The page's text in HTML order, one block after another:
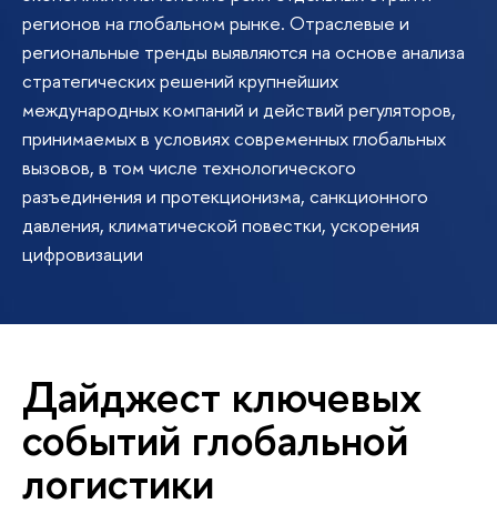
регионов на глобальном рынке. Отраслевые и
региональные тренды выявляются на основе анализа
стратегических решений крупнейших
международных компаний и действий регуляторов,
принимаемых в условиях современных глобальных
вызовов, в том числе технологического
разъединения и протекционизма, санкционного
давления, климатической повестки, ускорения
цифровизации
Дайджест ключевых
событий глобальной
логистики